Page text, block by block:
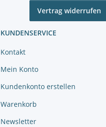
Vertrag widerrufen
KUNDENSERVICE
Kontakt
Mein Konto
Kundenkonto erstellen
Warenkorb
Newsletter